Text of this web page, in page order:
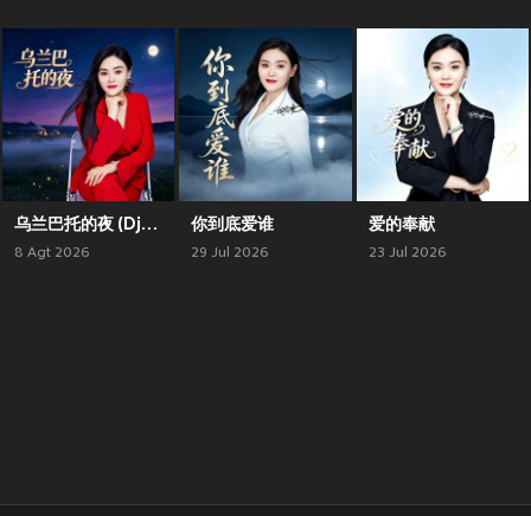
乌兰巴托的夜 (Dj版)
8 Agt 2026
你到底爱谁
29 Jul 2026
爱的奉献
23 Jul 2026